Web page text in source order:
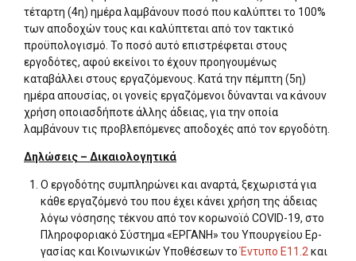
τέταρτη (4η) ημέρα λαμβάνουν ποσό που καλύπτει το 100%
των αποδοχών τους και καλύπτεται από τον τακτικό
προϋπολογισμό. Το ποσό αυτό επιστρέφεται στους
εργοδότες, αφού εκείνοι το έχουν προηγουμέ­νως
καταβάλλει στους εργαζόμενους. Κατά την πέμπτη (5η)
ημέρα απουσίας, οι γονείς εργαζόμενοι δύνανται να κάνουν
χρήση οποιασδήποτε άλλης άδειας, για την οποία
λαμβάνουν τις προβλεπόμενες αποδοχές από τον εργοδότη.
Δηλώσεις – Δικαιολογητικά
Ο εργοδότης συμπληρώνει και αναρτά, ξεχωριστά για
κάθε εργαζόμενό του που έχει κάνει χρήση της άδειας
λόγω νόσησης τέκνου από τον κορωνοϊό COVID-19, στο
Πληροφοριακό Σύστημα «ΕΡΓΑΝΗ» του Υπουργείου Ερ­
γασίας και Κοινωνικών Υποθέσεων τοΈντυπο Ε11.2 και